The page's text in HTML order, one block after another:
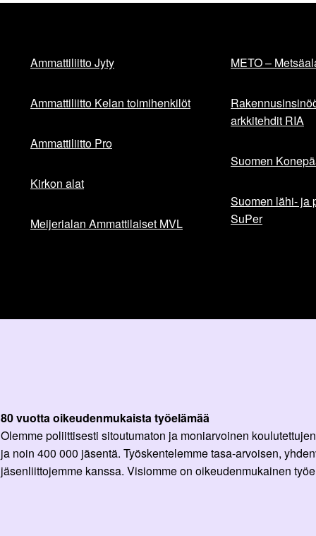
Ammattiliitto Jyty
Ammattiliitto Kelan toimihenkilöt
Ammattiliitto Pro
Kirkon alat
Meijerialan Ammattilaiset MVL
METO –
arkkitehdit RIA
Suomen
Suomen lähi- ja
SuPer
80 vuotta oikeudenmukaista työelämää
Olemme poliittisesti sitoutumaton ja moniarvoinen
ja noin 400 000 jäsentä. Työskentelemme tasa-arvoisen,
jäsenliittojemme kanssa. Visiomme on oikeudenmukainen